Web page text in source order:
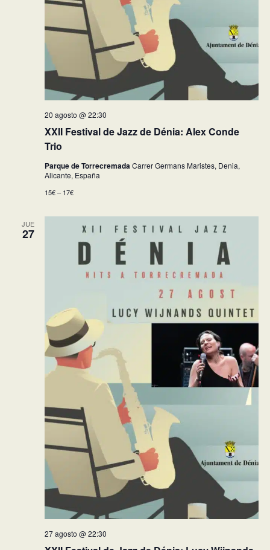
XXII Festival de Jazz de Dénia: Alex Conde
Trio
20 agosto @ 22:30
Parque de Torrecremada Carrer Germans Maristes, Denia,
Alicante, España
15€ – 17€
JUE
27
27 agosto @ 22:30